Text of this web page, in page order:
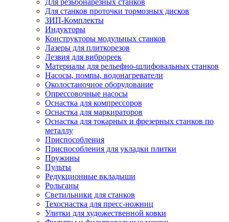
Для резьбонарезных станков
Для станков проточки тормозных дисков
ЗИП-Комплекты
Индукторы
Конструкторы модульных станков
Лазеры для плиткорезов
Лезвия для виброреек
Материалы для рельефно-шлифовальных станков
Насосы, помпы, водонагреватели
Околостаночное оборудование
Опрессовочные насосы
Оснастка для компрессоров
Оснастка для маркираторов
Оснастка для токарных и фрезерных станков по
металлу
Приспособления
Приспособления для укладки плитки
Пружины
Пульты
Редукционные вкладыши
Рольганы
Светильники для станков
Техоснастка для пресс-ножниц
Улитки для художественной ковки